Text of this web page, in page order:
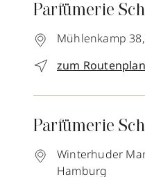
Parfümerie
Mühlenkamp 38,
zum
Parfümerie
Winterhuder
Hamburg